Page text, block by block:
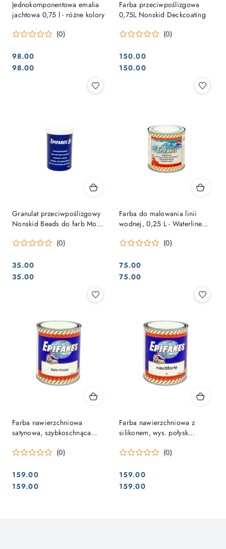
Jednokomponentowa emalia
jachtowa 0,75 l - różne kolory
(0)
Cena:
98.00
Cena:
98.00
Farba przeciwpoślizgowa
0,75L Nonskid Deckcoating
(0)
Cena:
150.00
Cena:
150.00
Granulat przeciwpoślizgowy
Nonskid Beads do farb Mono
(0)
Cena:
35.00
Cena:
35.00
Farba do malowania linii
wodnej, 0,25 L - Waterline
(0)
Cena:
75.00
Cena:
75.00
Farba nawierzchniowa
satynowa, szybkoschnąca
(0)
Cena:
159.00
Cena:
159.00
Farba nawierzchniowa z
silikonem, wys. połysk
(0)
Cena:
159.00
Cena:
159.00